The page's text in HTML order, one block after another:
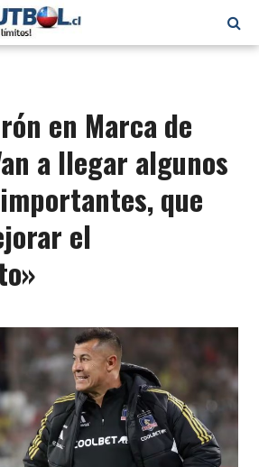
en Marca de
a llegar algunos
que
el